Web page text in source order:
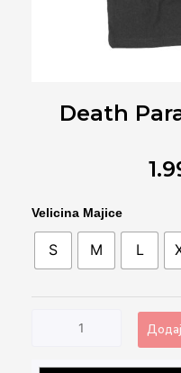
Death
Velicina Majice
S M L
Death
Parade
Majica
A06
Alternative: